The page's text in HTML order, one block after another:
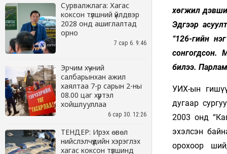
Сурвалжлага: Хагас
коксон түлшний үйлдвэр
2028 онд ашиглалтад
орно
7 сар 6. 9:46
Эрчим хүчний
салбарынхан ажил
хаялтаа 7-р сарын 2-ны
08.00 цаг хүртэл
хойшлууллаа
6 сар 30. 12:26
ТЕНДЕР: Ирэх өвөл
нийслэлчүүдийн хэрэглэх
хагас коксон түлшинд